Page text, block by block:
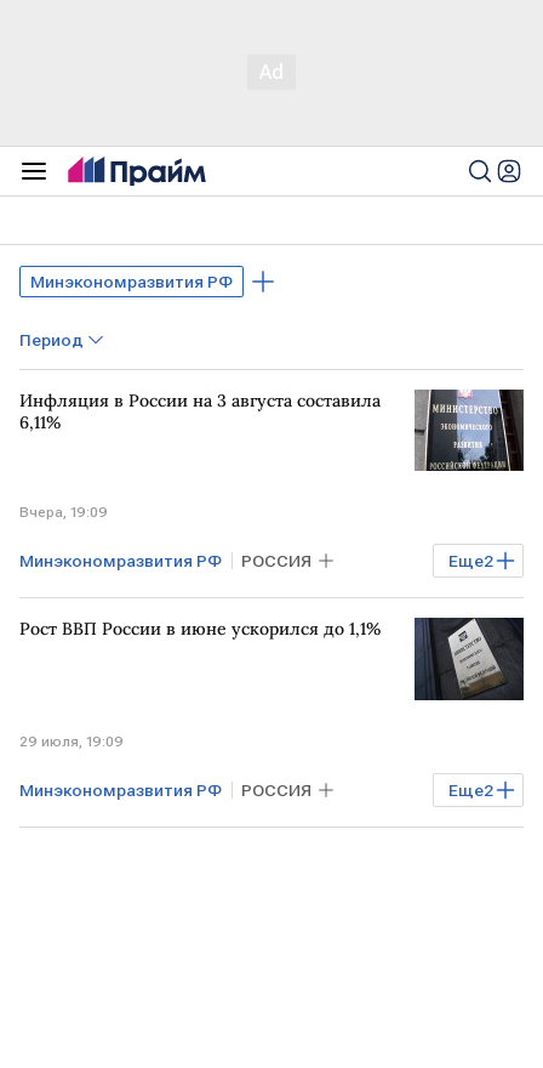
Минэкономразвития РФ
Период
Инфляция в России на 3 августа составила
6,11%
Вчера, 19:09
Еще2
Минэкономразвития РФ РОССИЯ
инфляция в России цены
Рост ВВП России в июне ускорился до 1,1%
29 июля, 19:09
Еще2
Минэкономразвития РФ РОССИЯ
Мировая экономика ВВП